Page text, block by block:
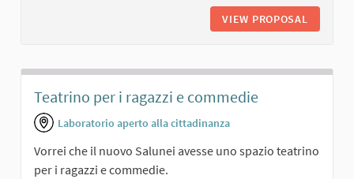
VIEW PROPOSAL
Teatrino per i ragazzi e commedie
Laboratorio aperto alla cittadinanza
Vorrei che il nuovo Salunei avesse uno spazio teatrino
per i ragazzi e commedie.